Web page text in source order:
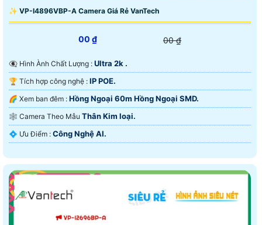
✨ VP-I4896VBP-A Camera Giá Rẻ VanTech
00 ₫ 00 ₫
👁️‍🗨 Hình Ành Chất Lượng : Ultra 2k .
🏆 Tích hợp công nghệ : IP POE.
🌈 Xem ban đêm : Hồng Ngoại 60m Hồng Ngoại SMD.
🕸️ Camera Theo Mẫu Thân Kim loại.
️💠 Ưu Điểm : Công Nghệ AI.